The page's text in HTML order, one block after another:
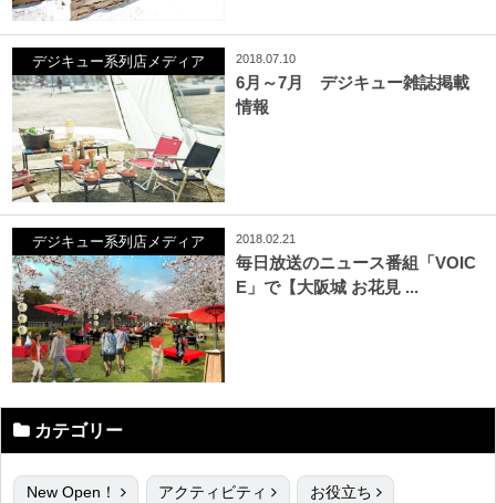
デジキュー系列店メディア 2018.07.10
6月～7月 デジキュー雑誌掲載
情報
デジキュー系列店メディア 2018.02.21
毎日放送のニュース番組「VOIC
E」で【大阪城 お花見 ...
カテゴリー
New Open！ アクティビティ お役立ち